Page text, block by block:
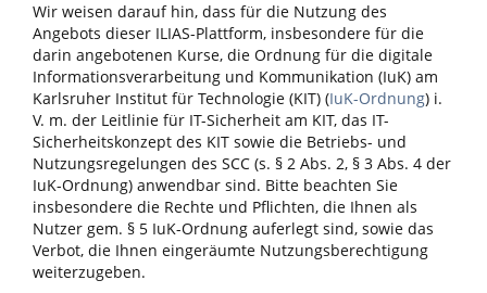
Wir weisen darauf hin, dass für die Nutzung des
Angebots dieser ILIAS-Plattform, insbesondere für die
darin angebotenen Kurse, die Ordnung für die digitale
Informationsverarbeitung und Kommunikation (IuK) am
Karlsruher Institut für Technologie (KIT) (IuK-Ordnung) i.
V. m. der Leitlinie für IT-Sicherheit am KIT, das IT-
Sicherheitskonzept des KIT sowie die Betriebs- und
Nutzungsregelungen des SCC (s. § 2 Abs. 2, § 3 Abs. 4 der
IuK-Ordnung) anwendbar sind. Bitte beachten Sie
insbesondere die Rechte und Pflichten, die Ihnen als
Nutzer gem. § 5 IuK-Ordnung auferlegt sind, sowie das
Verbot, die Ihnen eingeräumte Nutzungsberechtigung
weiterzugeben.